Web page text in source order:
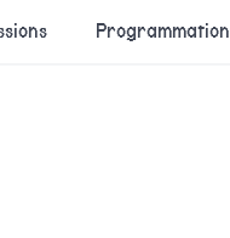
Programmation